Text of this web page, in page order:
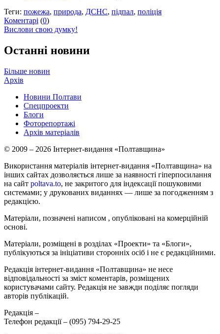
Теги: пожежа, природа, ДСНС, підпал, поліція
Коментарі (0)
Вислови свою думку!
Останні новини
Більше новин
Архів
Новини Полтави
Спецпроекти
Блоги
Фоторепортажі
Архів матеріалів
© 2009 – 2026 Інтернет-видання «Полтавщина»
Використання матеріалів інтернет-видання «Полтавщина» на
інших сайтах дозволяється лише за наявності гіперпосилання
на сайт poltava.to, не закритого для індексації пошуковими
системами; у друкованих виданнях — лише за погодженням з
редакцією.
Матеріали, позначені написом , опубліковані на комерційній
основі.
Матеріали, розміщені в розділах «Проекти» та «Блоги»,
публікуються за ініціативи сторонніх осіб і не є редакційними.
Редакція інтернет-видання «Полтавщина» не несе
відповідальності за зміст коментарів, розміщених
користувачами сайту. Редакція не завжди поділяє погляди
авторів публікацій.
Редакція –
Телефон редакції – (095) 794-29-25